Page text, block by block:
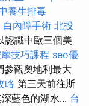
養生排毒
白內障手術 北投
認識中歐三個美
技巧課程 seo優
參觀奧地利最大
略 第三天前往斯
藍色的湖水... 台